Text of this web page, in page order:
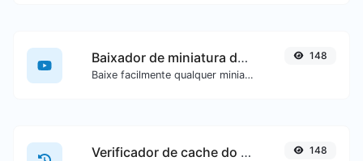
Baixador de miniatura do YouTube
Baixe facilmente qualquer miniatura de vídeo do YouTube em todos os tamanhos disponíveis.
148
Verificador de cache do Google 148